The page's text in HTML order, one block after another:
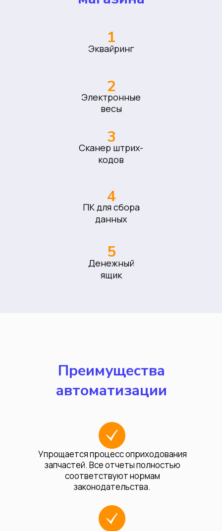
1
2
3
4
Эквайринг
Электронные
весы
Сканер штрих-
кодов
5
Денежный
ящик
ПК для сбора
данных
Преимущества
автоматизации
Упрощается процесс оприходования
запчастей. Все отчеты полностью
соответствуют нормам
законодательства.